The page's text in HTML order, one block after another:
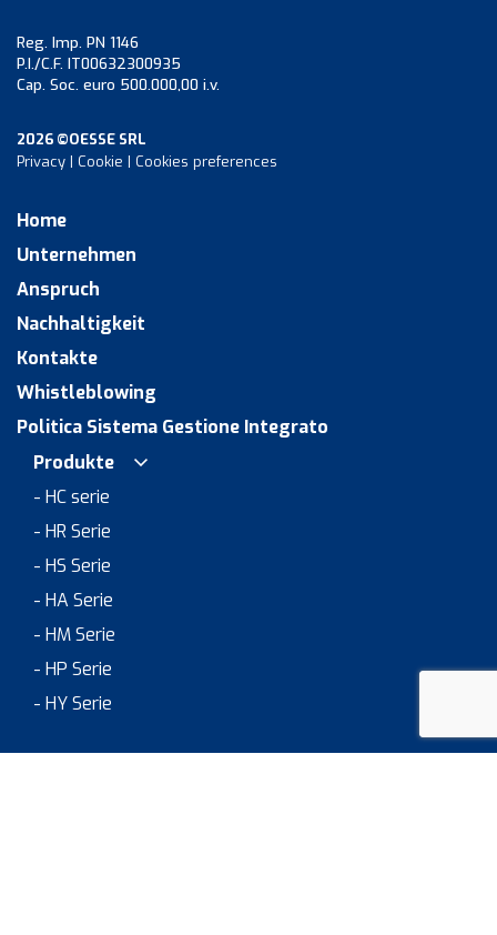
Reg. Imp. PN 1146
P.I./C.F. IT00632300935
Cap. Soc. euro 500.000,00 i.v.
2026 ©OESSE SRL
Privacy | Cookie | Cookies preferences
Home
Unternehmen
Anspruch
Nachhaltigkeit
Kontakte
Whistleblowing
Politica Sistema Gestione Integrato
Produkte
- HC serie
- HR Serie
- HS Serie
- HA Serie
- HM Serie
- HP Serie
- HY Serie